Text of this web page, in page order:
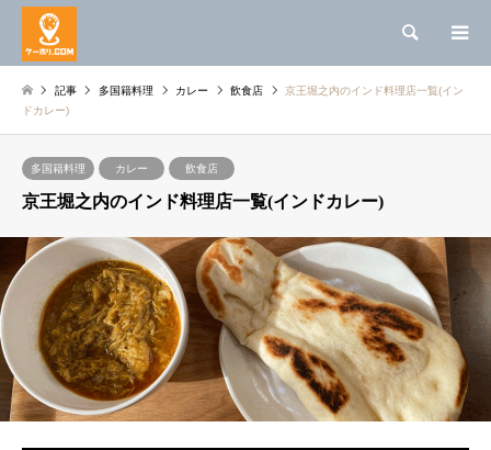
検索
記事 多国籍料理 カレー 飲食店
京王堀之内のインド料理店一覧(イン
ドカレー)
多国籍料理 カレー 飲食店
京王堀之内のインド料理店一覧(インドカレー)